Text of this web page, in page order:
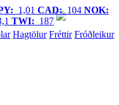
1,01 CAD:104 NOK:
TWI: 187
Hagtölur Fréttir Fróðleikur